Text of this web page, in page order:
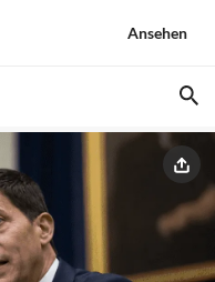
Ansehen